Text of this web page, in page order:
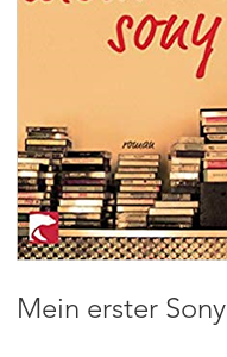
Mein erster Sony